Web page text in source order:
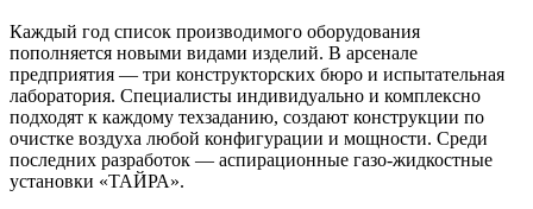
Каждый год список производимого оборудования
пополняется новыми видами изделий. В арсенале
предприятия — три конструкторских бюро и испытательная
лаборатория. Специалисты индивидуально и комплексно
подходят к каждому техзаданию, создают конструкции по
очистке воздуха любой конфигурации и мощности. Среди
последних разработок — аспирационные газо-жидкостные
установки «ТАЙРА».